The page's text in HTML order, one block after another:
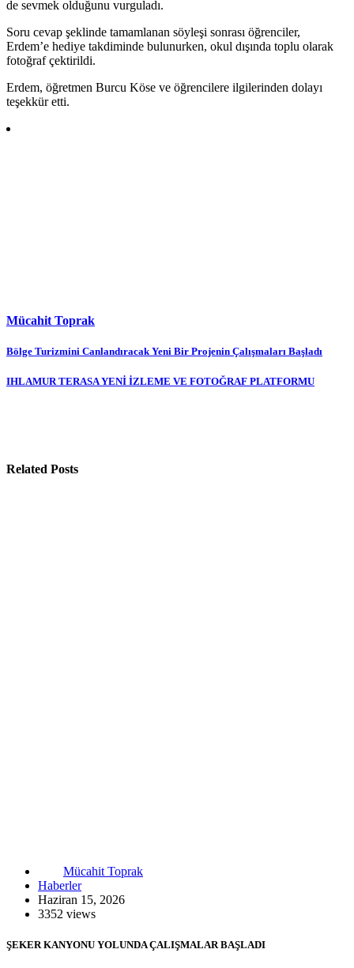
de sevmek olduğunu vurguladı.
Soru cevap şeklinde tamamlanan söyleşi sonrası öğrenciler,
Erdem’e hediye takdiminde bulunurken, okul dışında toplu olarak
fotoğraf çektirildi.
Erdem, öğretmen Burcu Köse ve öğrencilere ilgilerinden dolayı
teşekkür etti.
Mücahit Toprak
Yazı
gezinmesi
Bölge Turizmini Canlandıracak Yeni Bir Projenin Çalışmaları Başladı
IHLAMUR TERASA YENİ İZLEME VE FOTOĞRAF PLATFORMU
Related Posts
Mücahit Toprak
Haberler
Haziran 15, 2026
3352 views
ŞEKER KANYONU YOLUNDA ÇALIŞMALAR BAŞLADI